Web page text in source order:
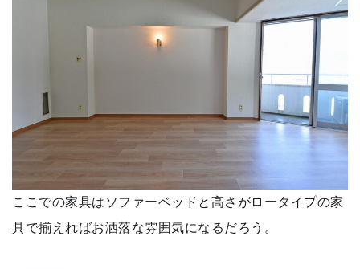
ここでの家具はソファーベッドと高さがロータイプの家
具で揃えればお洒落な雰囲気になるだろう。